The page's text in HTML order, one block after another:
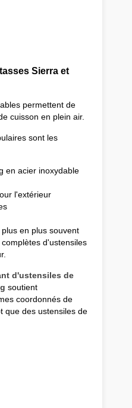
Sierra et
permettent de
cuisson en plein air.
sont les
en acier inoxydable
l'extérieur
en plus souvent
d'ustensiles
d'ustensiles de
soutient
coordonnés de
que des ustensiles de